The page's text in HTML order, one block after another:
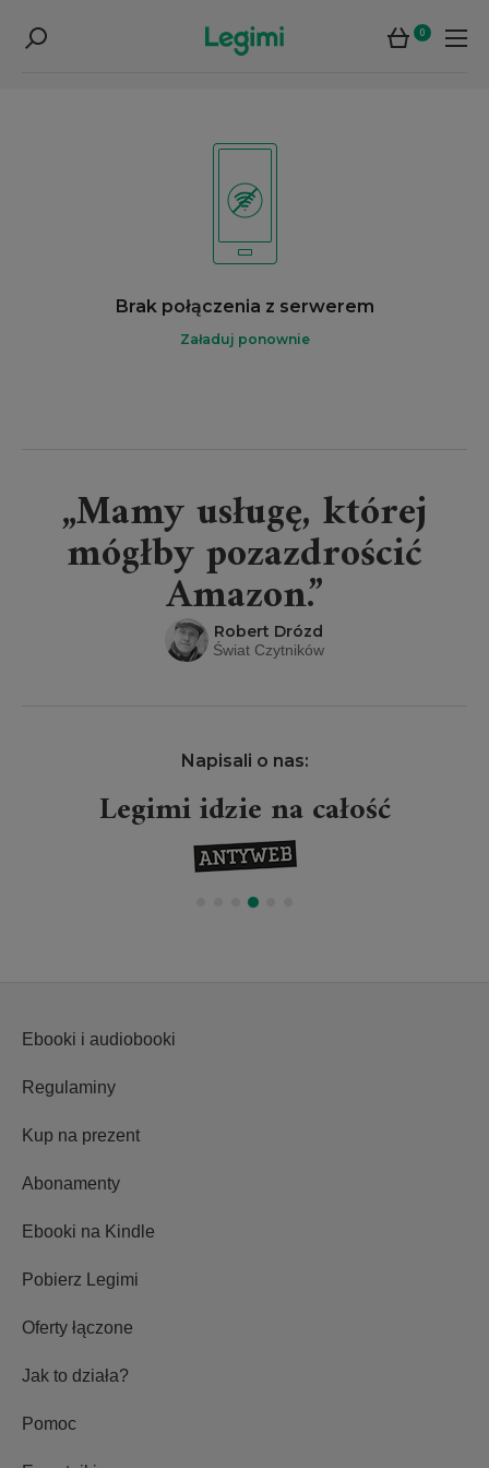
0
Brak połączenia z serwerem
Załaduj ponownie
„Mamy usługę, której
mógłby pozazdrościć
Amazon.”
Robert Drózd
Świat Czytników
Napisali o nas:
Legimi idzie na całość
Ebooki i audiobooki
Regulaminy
Kup na prezent
Abonamenty
Ebooki na Kindle
Pobierz Legimi
Oferty łączone
Jak to działa?
Pomoc